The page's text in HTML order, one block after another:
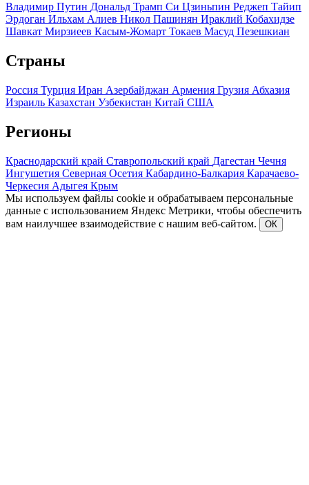
Владимир Путин Дональд Трамп Си Цзиньпин Реджеп Тайип
Эрдоган Ильхам Алиев Никол Пашинян Ираклий Кобахидзе
Шавкат Мирзиеев Касым-Жомарт Токаев Масуд Пезешкиан
Страны
Россия Турция Иран Азербайджан Армения Грузия Абхазия
Израиль Казахстан Узбекистан Китай США
Регионы
Краснодарский край Ставропольский край Дагестан Чечня
Ингушетия Северная Осетия Кабардино-Балкария Карачаево-
Черкесия Адыгея Крым
Мы используем файлы cookie и обрабатываем персональные
данные с использованием Яндекс Метрики, чтобы обеспечить
вам наилучшее взаимодействие с нашим веб-сайтом.
ОК